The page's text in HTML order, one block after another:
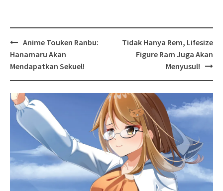
Post
navigation
Anime Touken Ranbu:
Hanamaru Akan
Mendapatkan Sekuel!
Tidak Hanya Rem, Lifesize
Figure Ram Juga Akan
Menyusul!